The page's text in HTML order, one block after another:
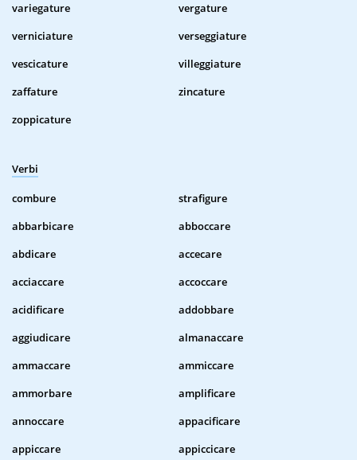
variegature
vergature
verniciature
verseggiature
vescicature
villeggiature
zaffature
zincature
zoppicature
Verbi
combure
strafigure
abbarbicare
abboccare
abdicare
accecare
acciaccare
accoccare
acidificare
addobbare
aggiudicare
almanaccare
ammaccare
ammiccare
ammorbare
amplificare
annoccare
appacificare
appiccare
appiccicare